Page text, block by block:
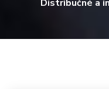
Distribučné a